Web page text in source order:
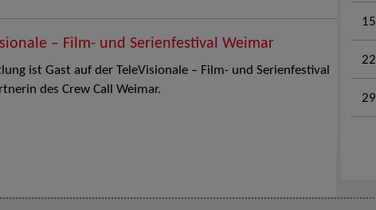
– Film- und Serienfestival Weimar
ist Gast auf der TeleVisionale – Film- und Serienfestival
des Crew Call Weimar.
15
22
29